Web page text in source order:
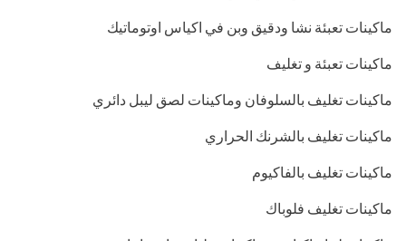
ماكينات تعبئة نشا ودقيق وبن في اكياس اوتوماتيك
ماكينات تعبئة و تغليف
ماكينات تغليف بالسلوفان وماكينات لصق ليبل دائري
ماكينات تغليف بالشرنك الحراري
ماكينات تغليف بالفاكيوم
ماكينات تغليف فلوباك